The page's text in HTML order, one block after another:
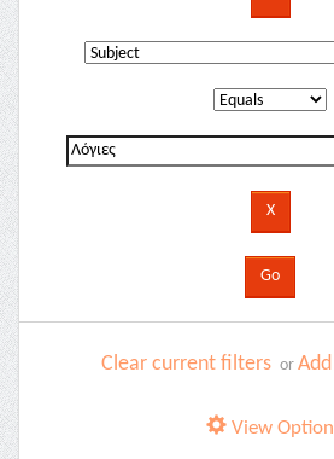
Clear current filters or
View Option